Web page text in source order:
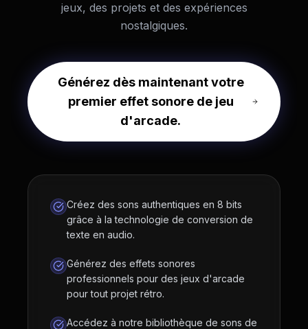
jeux, des projets et des expériences
nostalgiques.
Générez dès maintenant votre
premier effet sonore de jeu
d'arcade.
Créez des sons authentiques en 8 bits
grâce à la technologie de conversion de
texte en audio.
Générez des effets sonores
professionnels pour des jeux d'arcade
pour tout projet rétro.
Accédez à notre bibliothèque de sons de